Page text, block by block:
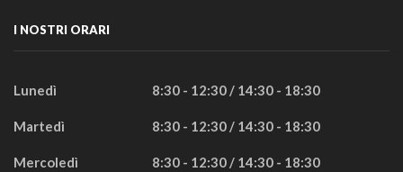
I NOSTRI ORARI
Lunedì 8:30 - 12:30 / 14:30 - 18:30
Martedì 8:30 - 12:30 / 14:30 - 18:30
Mercoledì 8:30 - 12:30 / 14:30 - 18:30